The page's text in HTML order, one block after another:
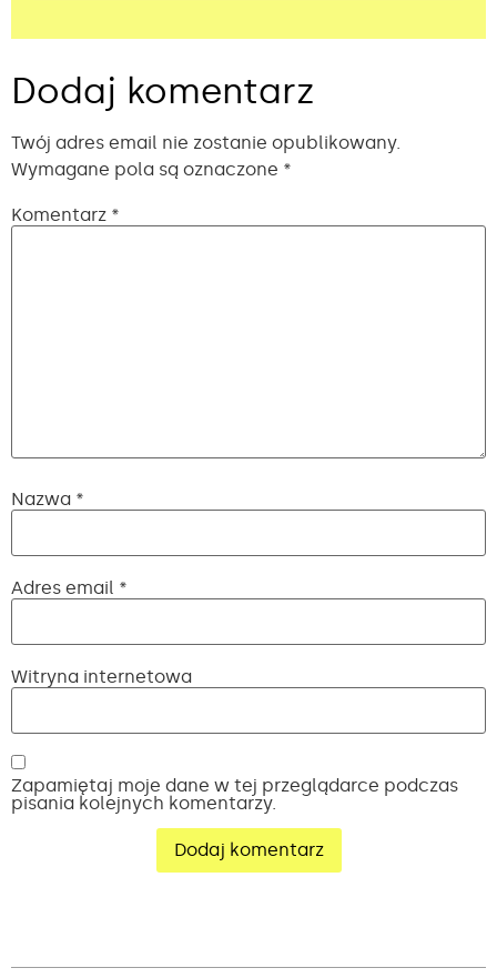
Dodaj komentarz
Twój adres email nie zostanie opublikowany.
Wymagane pola są oznaczone *
Komentarz *
Nazwa *
Adres email *
Witryna internetowa
Zapamiętaj moje dane w tej przeglądarce podczas
pisania kolejnych komentarzy.